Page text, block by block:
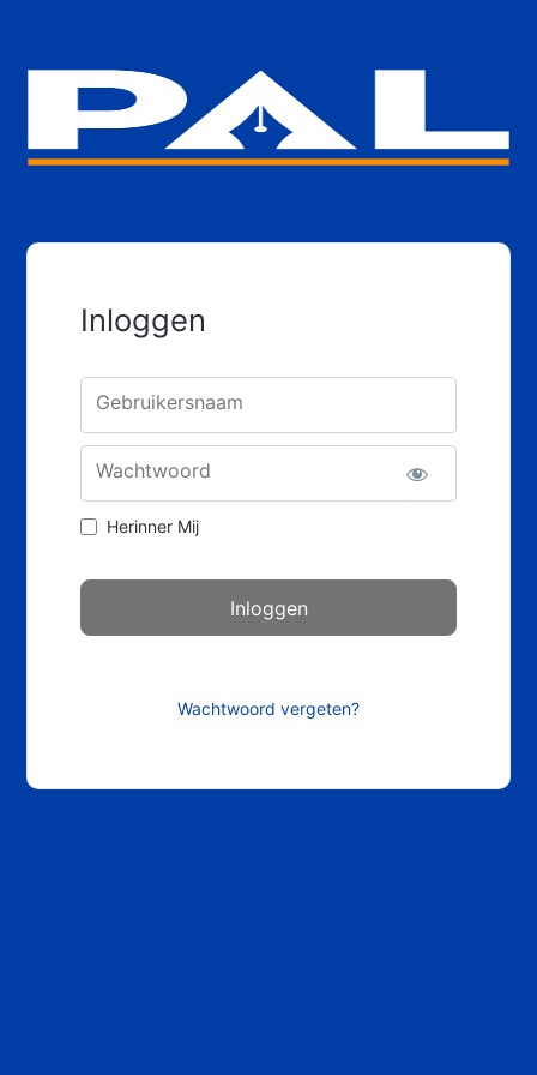
Inloggen
Gebruikersnaam
Wachtwoord
Herinner Mij
Wachtwoord vergeten?